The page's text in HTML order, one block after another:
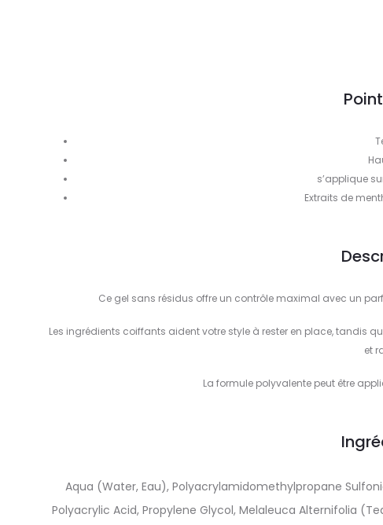
s’applique
Extraits de
Ce gel sans résidus offre un contrôle maximal avec un
Les ingrédients coiffants aident votre style à rester en place, tandis
et
La formule polyvalente peut être
Aqua (Water, Eau), Polyacrylamidomethylpropane
Polyacrylic Acid, Propylene Glycol, Melaleuca Alternifolia